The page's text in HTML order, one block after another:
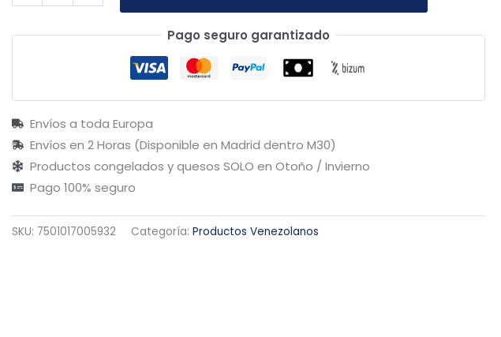
Pago seguro garantizado
Envíos a toda Europa
Envíos en 2 Horas (Disponible en Madrid dentro M30)
Productos congelados y quesos SOLO en Otoño / Invierno
Pago 100% seguro
SKU: 7501017005932 Categoría:Productos Venezolanos